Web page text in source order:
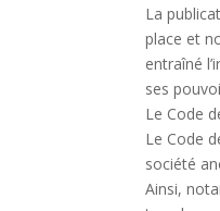
La
place et
entraîné
ses
Le Code
Le Code
société
Ainsi,